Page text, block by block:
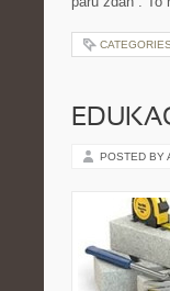
POSTED BY